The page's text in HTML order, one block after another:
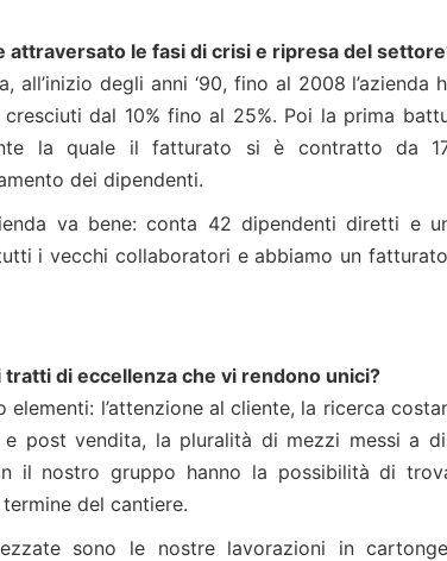
attraversato le fasi di crisi e ripresa del
all’inizio degli anni ‘90, fino al 2008
dal 10% fino al 25%. Poi la prima
la quale il fatturato si è contratto da
dei dipendenti.
va bene: conta 42 dipendenti diretti e
i vecchi collaboratori e abbiamo un
tratti di eccellenza che vi rendono unici?
elementi: l’attenzione al cliente, la ricerca
post vendita, la pluralità di mezzi messi a
il nostro gruppo hanno la possibilità di
termine del cantiere.
sono le nostre lavorazioni in